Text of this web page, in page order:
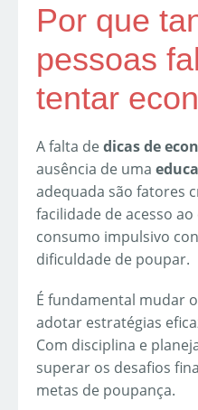
Por que
pessoas
tentar
A falta dedicas de
ausência de uma
adequada são fatores
facilidade de acesso
consumo impulsivo
dificuldade de poupar.
É fundamental mudar
adotar estratégias
Com disciplina e
superar os desafios
metas de poupança.